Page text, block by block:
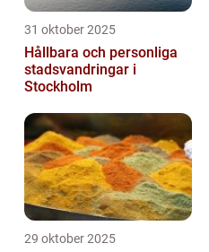
31 oktober 2025
Hållbara och personliga
stadsvandringar i
Stockholm
29 oktober 2025